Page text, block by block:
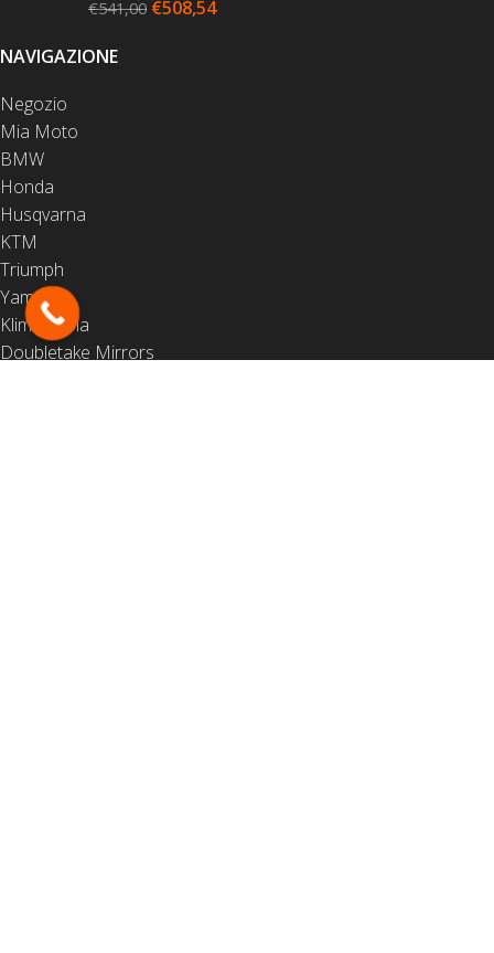
€541,00 €508,54
NAVIGAZIONE
Negozio
Mia Moto
BMW
Honda
Husqvarna
KTM
Triumph
Yamaha
Klim Pistoia
Doubletake Mirrors